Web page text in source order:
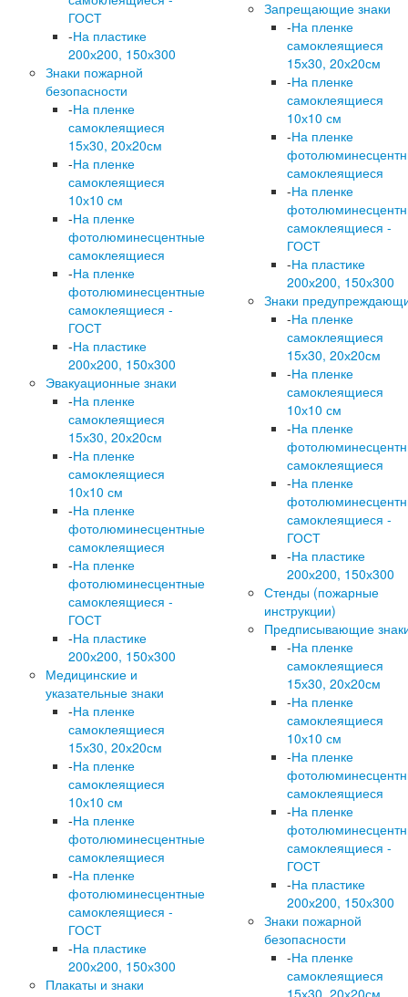
ГОСТ
-На пластике
200х200, 150х300
Знаки пожарной
безопасности
-На пленке
самоклеящиеся
15х30, 20х20см
-На пленке
самоклеящиеся
10х10 см
-На пленке
фотолюминесцентные
самоклеящиеся
-На пленке
фотолюминесцентные
самоклеящиеся -
ГОСТ
-На пластике
200х200, 150х300
Эвакуационные знаки
-На пленке
самоклеящиеся
15х30, 20х20см
-На пленке
самоклеящиеся
10х10 см
-На пленке
фотолюминесцентные
самоклеящиеся
-На пленке
фотолюминесцентные
самоклеящиеся -
ГОСТ
-На пластике
200х200, 150х300
Медицинские и
указательные знаки
-На пленке
самоклеящиеся
15х30, 20х20см
-На пленке
самоклеящиеся
10х10 см
-На пленке
фотолюминесцентные
самоклеящиеся
-На пленке
фотолюминесцентные
самоклеящиеся -
ГОСТ
-На пластике
200х200, 150х300
Плакаты и знаки
Запрещающие знаки
-На пленке
самоклеящиеся
15х30, 20х20см
-На пленке
самоклеящиеся
10х10 см
-На пленке
самоклеящиеся
-На пленке
самоклеящиеся -
ГОСТ
-На пластике
200х200, 150х300
Знаки
-На пленке
самоклеящиеся
15х30, 20х20см
-На пленке
самоклеящиеся
10х10 см
-На пленке
самоклеящиеся
-На пленке
самоклеящиеся -
ГОСТ
-На пластике
200х200, 150х300
Стенды (пожарные
инструкции)
Предписывающие
-На пленке
самоклеящиеся
15х30, 20х20см
-На пленке
самоклеящиеся
10х10 см
-На пленке
самоклеящиеся
-На пленке
самоклеящиеся -
ГОСТ
-На пластике
200х200, 150х300
Знаки пожарной
безопасности
-На пленке
самоклеящиеся
15х30, 20х20см